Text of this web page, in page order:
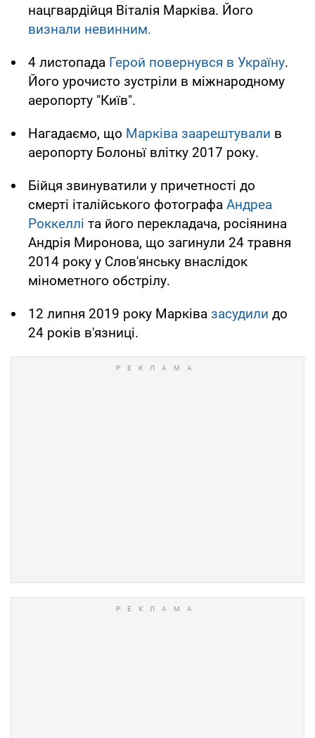
нацгвардійця Віталія Марківа. Його
визнали невинним.
4 листопада Герой повернувся в Україну.
Його урочисто зустріли в міжнародному
аеропорту "Київ".
Нагадаємо, що Марківа заарештували в
аеропорту Болоньї влітку 2017 року.
Бійця звинуватили у причетності до
смерті італійського фотографа Андреа
Роккеллі та його перекладача, росіянина
Андрія Миронова, що загинули 24 травня
2014 року у Слов'янську внаслідок
мінометного обстрілу.
12 липня 2019 року Марківа засудили до
24 років в'язниці.